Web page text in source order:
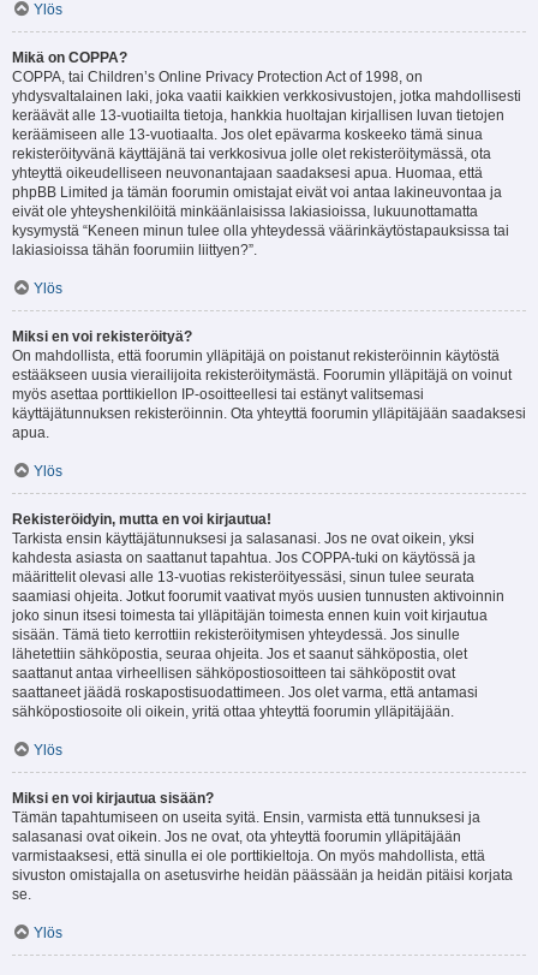
Ylös
Mikä on COPPA?
COPPA, tai Children’s Online Privacy Protection Act of 1998, on
yhdysvaltalainen laki, joka vaatii kaikkien verkkosivustojen, jotka mahdollisesti
keräävät alle 13-vuotiailta tietoja, hankkia huoltajan kirjallisen luvan tietojen
keräämiseen alle 13-vuotiaalta. Jos olet epävarma koskeeko tämä sinua
rekisteröityvänä käyttäjänä tai verkkosivua jolle olet rekisteröitymässä, ota
yhteyttä oikeudelliseen neuvonantajaan saadaksesi apua. Huomaa, että
phpBB Limited ja tämän foorumin omistajat eivät voi antaa lakineuvontaa ja
eivät ole yhteyshenkilöitä minkäänlaisissa lakiasioissa, lukuunottamatta
kysymystä “Keneen minun tulee olla yhteydessä väärinkäytöstapauksissa tai
lakiasioissa tähän foorumiin liittyen?”.
Ylös
Miksi en voi rekisteröityä?
On mahdollista, että foorumin ylläpitäjä on poistanut rekisteröinnin käytöstä
estääkseen uusia vierailijoita rekisteröitymästä. Foorumin ylläpitäjä on voinut
myös asettaa porttikiellon IP-osoitteellesi tai estänyt valitsemasi
käyttäjätunnuksen rekisteröinnin. Ota yhteyttä foorumin ylläpitäjään saadaksesi
apua.
Ylös
Rekisteröidyin, mutta en voi kirjautua!
Tarkista ensin käyttäjätunnuksesi ja salasanasi. Jos ne ovat oikein, yksi
kahdesta asiasta on saattanut tapahtua. Jos COPPA-tuki on käytössä ja
määrittelit olevasi alle 13-vuotias rekisteröityessäsi, sinun tulee seurata
saamiasi ohjeita. Jotkut foorumit vaativat myös uusien tunnusten aktivoinnin
joko sinun itsesi toimesta tai ylläpitäjän toimesta ennen kuin voit kirjautua
sisään. Tämä tieto kerrottiin rekisteröitymisen yhteydessä. Jos sinulle
lähetettiin sähköpostia, seuraa ohjeita. Jos et saanut sähköpostia, olet
saattanut antaa virheellisen sähköpostiosoitteen tai sähköpostit ovat
saattaneet jäädä roskapostisuodattimeen. Jos olet varma, että antamasi
sähköpostiosoite oli oikein, yritä ottaa yhteyttä foorumin ylläpitäjään.
Ylös
Miksi en voi kirjautua sisään?
Tämän tapahtumiseen on useita syitä. Ensin, varmista että tunnuksesi ja
salasanasi ovat oikein. Jos ne ovat, ota yhteyttä foorumin ylläpitäjään
varmistaaksesi, että sinulla ei ole porttikieltoja. On myös mahdollista, että
sivuston omistajalla on asetusvirhe heidän päässään ja heidän pitäisi korjata
se.
Ylös